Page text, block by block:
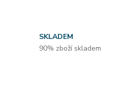
SKLADEM
90% zboží skladem